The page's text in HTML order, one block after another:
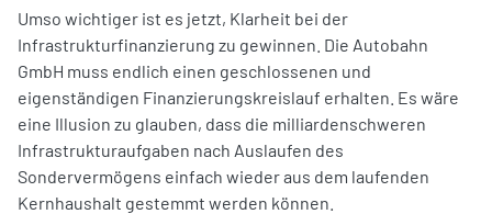
Umso wichtiger ist es jetzt, Klarheit bei der
Infrastrukturfinanzierung zu gewinnen. Die Autobahn
GmbH muss endlich einen geschlossenen und
eigenständigen Finanzierungskreislauf erhalten. Es wäre
eine Illusion zu glauben, dass die milliardenschweren
Infrastrukturaufgaben nach Auslaufen des
Sondervermögens einfach wieder aus dem laufenden
Kernhaushalt gestemmt werden können.